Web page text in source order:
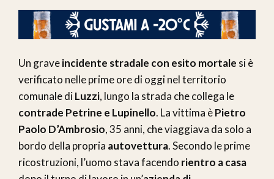
Un graveincidente stradale con esito mortale si è
verificato nelle prime ore di oggi nel territorio
comunale diLuzzi, lungo la strada che collega le
contrade Petrine e Lupinello. La vittima èPietro
Paolo D’Ambrosio, 35 anni, che viaggiava da solo a
bordo della propria autovettura. Secondo le prime
ricostruzioni, l’uomo stava facendo rientro a casa